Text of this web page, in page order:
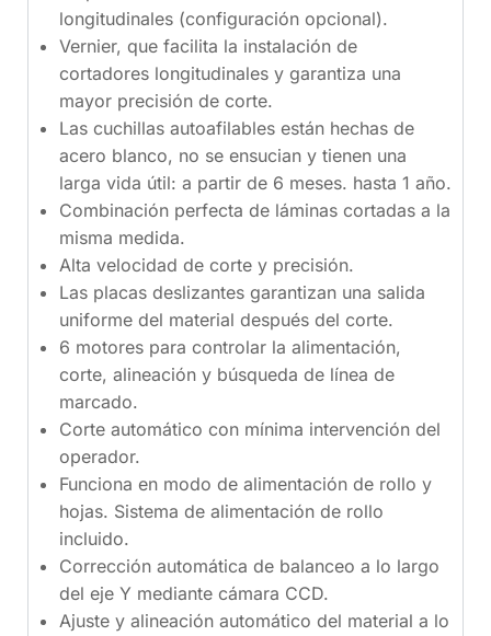
longitudinales (configuración opcional).
Vernier, que facilita la instalación de
cortadores longitudinales y garantiza una
mayor precisión de corte.
Las cuchillas autoafilables están hechas de
acero blanco, no se ensucian y tienen una
larga vida útil: a partir de 6 meses. hasta 1 año.
Combinación perfecta de láminas cortadas a la
misma medida.
Alta velocidad de corte y precisión.
Las placas deslizantes garantizan una salida
uniforme del material después del corte.
6 motores para controlar la alimentación,
corte, alineación y búsqueda de línea de
marcado.
Corte automático con mínima intervención del
operador.
Funciona en modo de alimentación de rollo y
hojas. Sistema de alimentación de rollo
incluido.
Corrección automática de balanceo a lo largo
del eje Y mediante cámara CCD.
Ajuste y alineación automático del material a lo